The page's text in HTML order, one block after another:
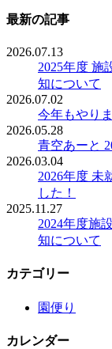
最新の記事
2026.07.13
2025年度 施
知について
2026.07.02
今年もやり
2026.05.28
青空あーと
2026.03.04
2026年度 未
した！
2025.11.27
2024年度施
知について
カテゴリー
園便り
カレンダー